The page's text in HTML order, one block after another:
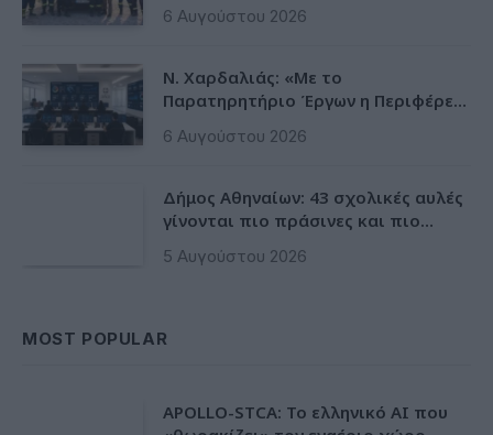
6 Αυγούστου 2026
Ν. Χαρδαλιάς: «Με το
Παρατηρητήριο Έργων η Περιφέρεια
ψηφιακό εργαλείο λογοδοσίας»
6 Αυγούστου 2026
Δήμος Αθηναίων: 43 σχολικές αυλές
γίνονται πιο πράσινες και πιο
5 Αυγούστου 2026
MOST POPULAR
APOLLO-STCA: Το ελληνικό AI που